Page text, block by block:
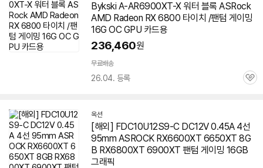
Bykski A-AR6900XT-X 워터 블록 ASRock
AMD Radeon RX 6800 타이치 /팬텀 게이밍
16G OC GPU 카드용
236,460원
무료배송
26.04. 등록
관
옥션
[해외] FDC10U12S9-C DC12V 0.45A 4선
95mm ASROCK RX6600XT 6650XT 8G
B RX6800XT 6900XT 팬텀 게이밍 16GB
그래픽